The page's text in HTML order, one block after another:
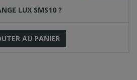
LUX SMS10 ?
AU PANIER